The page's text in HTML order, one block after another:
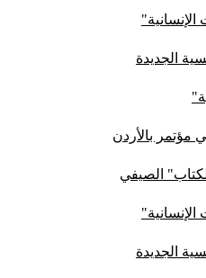
الجديدة
مؤتمر بالأردن
الصيفي
الجديدة